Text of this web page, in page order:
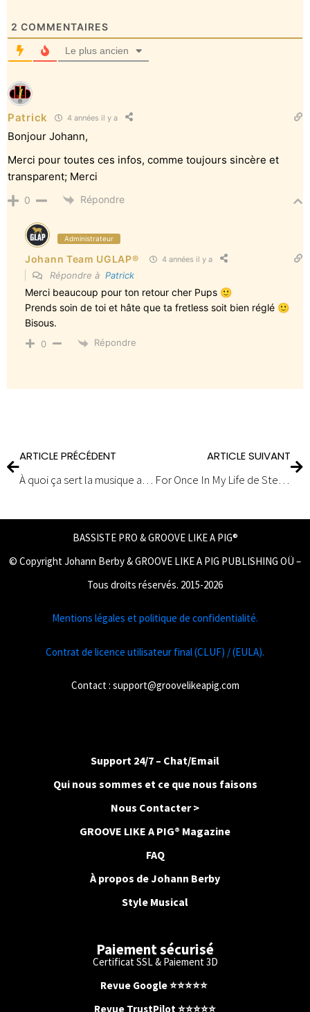
2 COMMENTAIRES
Le plus ancien
Patrick 4 années il y a
Bonjour Johann,
Merci pour toutes ces infos, comme toujours sincère et
transparent; Merci
0 Répondre
Administrateur
Johann Team UGLAP® 4 années il y a
Répondre à Patrick
Merci beaucoup pour ton retour cher Pups 🙂
Prends soin de toi et hâte que ta fretless soit bien réglé 🙂
Bisous.
0 Répondre
ARTICLE PRÉCÉDENT
À quoi ça sert la musique assistée par ordinateur pour les bassistes ?
ARTICLE SUIVANT
For Once In My Life de Steve Wonder
BASSISTE PRO & GROOVE LIKE A PIG®
© Copyright Johann Berby & GROOVE LIKE A PIG PUBLISHING OÜ –
Tous droits réservés. 2015-2026
Mentions légales et politique de confidentialité.
Contrat de licence utilisateur final (CLUF) / (EULA).
Contact : support@groovelikeapig.com
Support 24/7 – Chat/Email
Qui nous sommes et ce que nous faisons
Nous Contacter >
GROOVE LIKE A PIG® Magazine
FAQ
À propos de Johann Berby
Style Musical
Paiement sécurisé
Certificat SSL & Paiement 3D
Revue Google⭐️⭐️⭐️⭐️⭐️
Revue TrustPilot ⭐️⭐️⭐️⭐️⭐️